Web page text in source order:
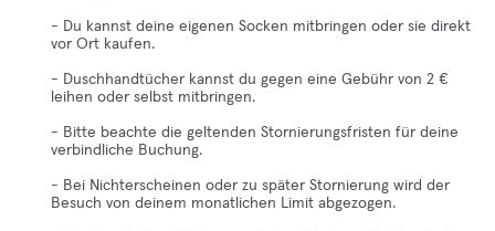
- Du kannst deine eigenen Socken mitbringen oder sie direkt
vor Ort kaufen.
- Duschhandtücher kannst du gegen eine Gebühr von 2 €
leihen oder selbst mitbringen.
- Bitte beachte die geltenden Stornierungsfristen für deine
verbindliche Buchung.
- Bei Nichterscheinen oder zu später Stornierung wird der
Besuch von deinem monatlichen Limit abgezogen.